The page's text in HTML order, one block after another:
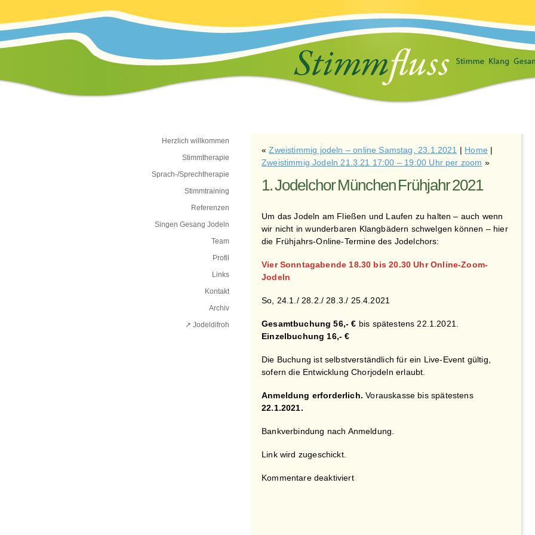
Herzlich willkommen
Stimmtherapie
Sprach-/Sprechtherapie
Stimmtraining
Referenzen
Singen Gesang Jodeln
Team
Profil
Links
Kontakt
Archiv
↗ Jodeldifroh︎
«Zweistimmig jodeln – online Samstag, 23.1.2021 | Home |
Zweistimmig Jodeln 21.3.21 17:00 – 19:00 Uhr per zoom »
1. Jodelchor München Frühjahr 2021
Um das Jodeln am Fließen und Laufen zu halten – auch wenn
wir nicht in wunderbaren Klangbädern schwelgen können – hier
die Frühjahrs-Online-Termine des Jodelchors:
Vier Sonntagabende 18.30 bis 20.30 Uhr Online-Zoom-
Jodeln
So, 24.1./ 28.2./ 28.3./ 25.4.2021
Gesamtbuchung 56,- € bis spätestens 22.1.2021.
Einzelbuchung 16,- €
Die Buchung ist selbstverständlich für ein Live-Event gültig,
sofern die Entwicklung Chorjodeln erlaubt.
Anmeldung erforderlich.Vorauskasse bis spätestens
22.1.2021.
Bankverbindung nach Anmeldung.
Link wird zugeschickt.
Kommentare deaktiviertfür